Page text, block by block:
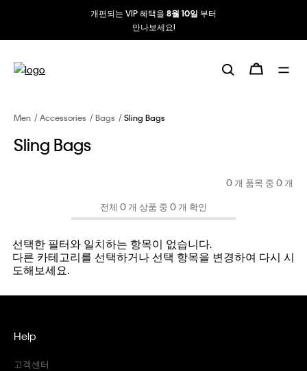
개편되는 VIP 혜택을 8월 10일 부터
만나보세요!
Men Accessories Bags Sling Bags
Sling Bags
0 개 품목 중 0 개
전체 0 개 상품 중 0 개 확인
선택한 필터와 일치하는 항목이 없습니다.
다른 카테고리를 선택하거나 선택 항목을 변경하여 다시 시
도해보세요.
Help
고객센터